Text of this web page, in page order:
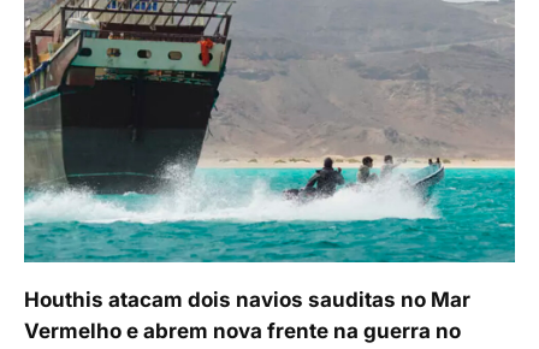
Houthis atacam dois navios sauditas no Mar
Vermelho e abrem nova frente na guerra no